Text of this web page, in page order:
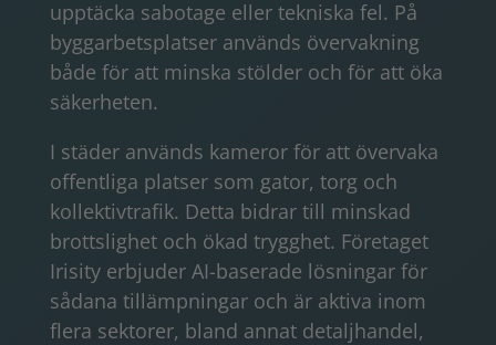
upptäcka sabotage eller tekniska fel. På
byggarbetsplatser används övervakning
både för att minska stölder och för att öka
säkerheten.
I städer används kameror för att övervaka
offentliga platser som gator, torg och
kollektivtrafik. Detta bidrar till minskad
brottslighet och ökad trygghet. Företaget
Irisity erbjuder AI-baserade lösningar för
sådana tillämpningar och är aktiva inom
flera sektorer, bland annat detaljhandel,